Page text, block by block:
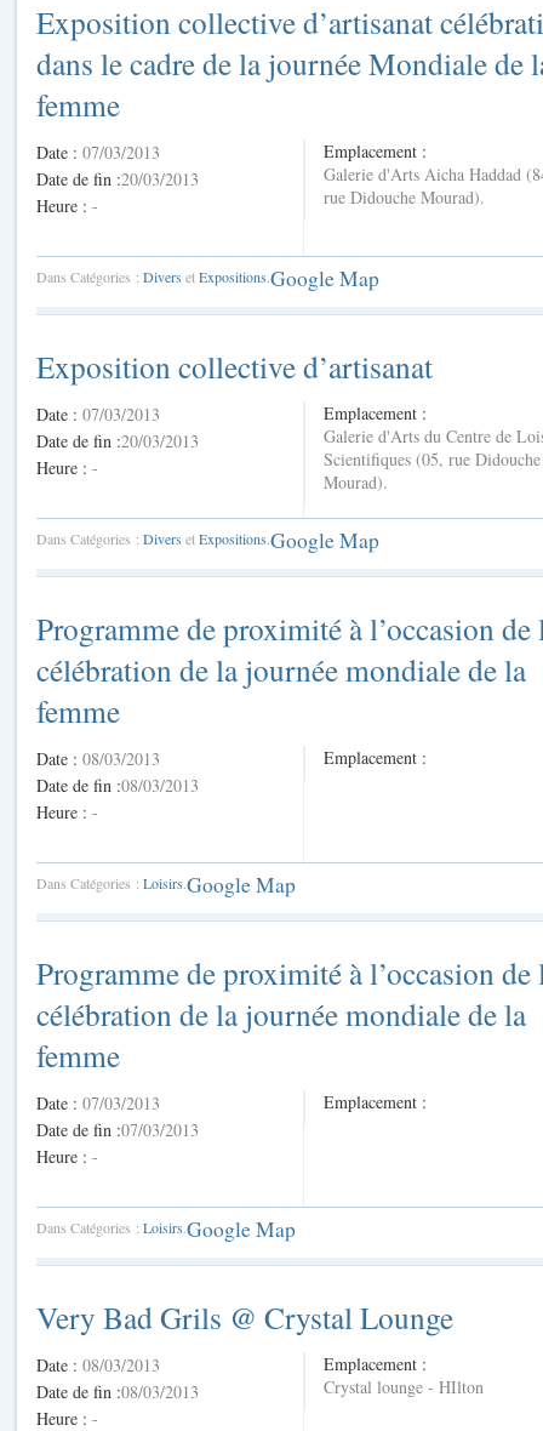
Exposition collective d’artisanat
dans le cadre de la journée Mondiale de
femme
Date : 07/03/2013
Date de fin :20/03/2013
Heure : -
Emplacement :
Galerie d'Arts Aicha Haddad
rue Didouche Mourad).
Dans Catégories : Divers etExpositions Google Map
Exposition collective d’artisanat
Date : 07/03/2013
Date de fin :20/03/2013
Heure : -
Emplacement :
Galerie d'Arts du Centre de
Scientifiques (05, rue Didouche
Mourad).
Dans Catégories : Divers etExpositions Google Map
Programme de proximité à l’occasion de
célébration de la journée mondiale de la
femme
Date : 08/03/2013
Date de fin :08/03/2013
Heure : -
Emplacement :
Dans Catégories : Loisirs Google Map
Programme de proximité à l’occasion de
célébration de la journée mondiale de la
femme
Date : 07/03/2013
Date de fin :07/03/2013
Heure : -
Emplacement :
Dans Catégories : Loisirs Google Map
Very Bad Grils @ Crystal Lounge
Date : 08/03/2013
Date de fin :08/03/2013
Heure : -
Emplacement :
Crystal lounge - HIlton